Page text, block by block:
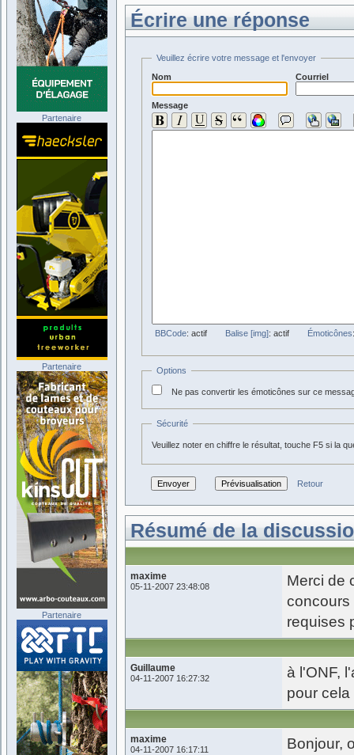
Écrire une réponse
Veuillez écrire votre message et l'envoyer
Nom
Courriel
Message
BBCode: actif Balise [img]: actif Émoticônes
Options
Ne pas convertir les émoticônes sur ce
Sécurité
Veuillez noter en chiffre le résultat, touche F5 si la
Retour
Résumé de la
maxime
05-11-2007 23:48:08
Merci de
concours
requises
Guillaume
04-11-2007 16:27:32
à l'ONF,
pour
maxime
04-11-2007 16:17:11
Bonjour,
Partenaire
Partenaire
Partenaire